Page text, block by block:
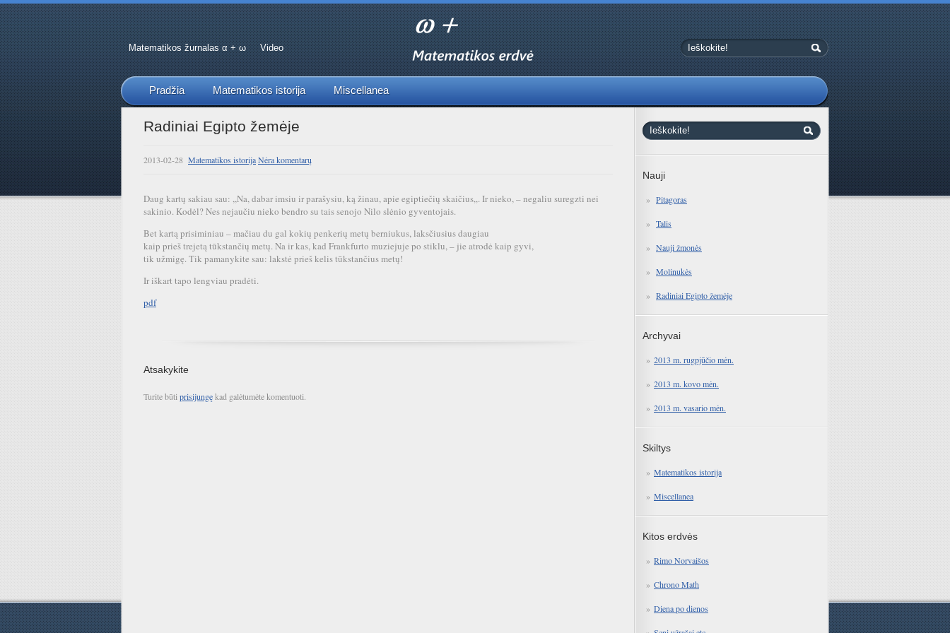
Matematikos žurnalas α + ω Video
Pradžia Matematikos istorija Miscellanea
Nauji
Pitagoras
Talis
Nauji žmonės
Molinukės
Radiniai Egipto žemėje
Archyvai
2013 m. rugpjūčio mėn.
2013 m. kovo mėn.
2013 m. vasario mėn.
Skiltys
Matematikos istorija
Miscellanea
Kitos erdvės
Rimo Norvaišos
Chrono Math
Diena po dienos
Radiniai Egipto žemėje
2013-02-28 Matematikos istorijaNėra komentarų
Daug kartų sakiau sau: ,,Na, dabar imsiu ir parašysiu, ką žinau, apie egiptiečių skaičius„. Ir nieko, – negaliu suregzti nei
sakinio. Kodėl? Nes nejaučiu nieko bendro su tais senojo Nilo slėnio gyventojais.
Bet kartą prisiminiau – mačiau du gal kokių penkerių metų berniukus, laksčiusius daugiau
kaip prieš trejetą tūkstančių metų. Na ir kas, kad Frankfurto muziejuje po stiklu, – jie atrodė kaip gyvi,
tik užmigę. Tik pamanykite sau: lakstė prieš kelis tūkstančius metų!
Ir iškart tapo lengviau pradėti.
pdf
Atsakykite
Turite būti prisijungękad galėtumėte komentuoti.